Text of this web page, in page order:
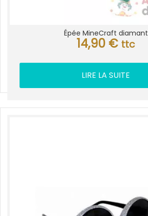
Épée MineCraft diamant
14,90 € ttc
LIRE LA SUITE